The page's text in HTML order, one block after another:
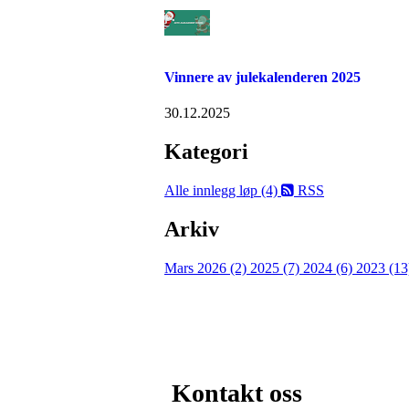
Vinnere av julekalenderen 2025
30.12.2025
Kategori
Alle innlegg løp (4) RSS
Arkiv
Mars 2026 (2) 2025 (7) 2024 (6) 2023
Kontakt oss